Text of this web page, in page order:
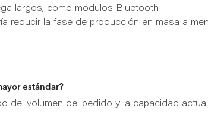
largos, como módulos Bluetooth
reducir la fase de producción en masa a
estándar?
del volumen del pedido y la capacidad